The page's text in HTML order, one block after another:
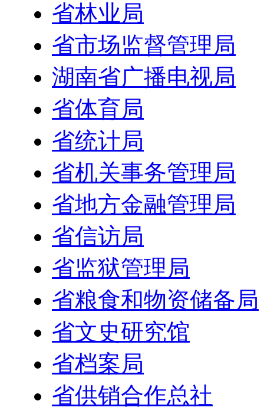
省林业局
省市场监督管理局
湖南省广播电视局
省体育局
省统计局
省机关事务管理局
省地方金融管理局
省信访局
省监狱管理局
省粮食和物资储备局
省文史研究馆
省档案局
省供销合作总社